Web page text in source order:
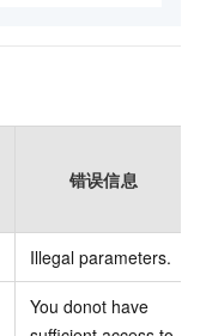
错误信息
Illegal parameters.
You donot have